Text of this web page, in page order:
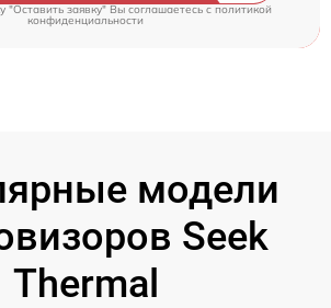
"Оставить заявку" Вы соглашаетесь cполитикой
конфиденциальности
модели
Seek
Thermal